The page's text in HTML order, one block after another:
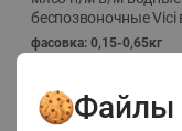
беспозвоночные Vici
фасовка: 0,15-0,65кг
Файлы